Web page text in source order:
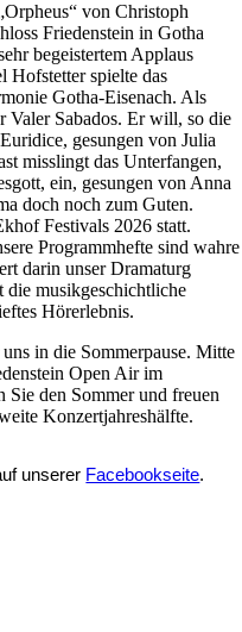
von Christoph
Friedenstein in Gotha
begeistertem Applaus
Hofstetter spielte das
Gotha-Eisenach. Als
Valer Sabados. Er will, so die
gesungen von Julia
misslingt das Unterfangen,
ein, gesungen von Anna
doch noch zum Guten.
Festivals 2026 statt.
Programmhefte sind wahre
darin unser Dramaturg
musikgeschichtliche
Hörerlebnis.
in die Sommerpause. Mitte
Open Air im
Sie den Sommer und freuen
Konzertjahreshälfte.
unserer Facebookseite.